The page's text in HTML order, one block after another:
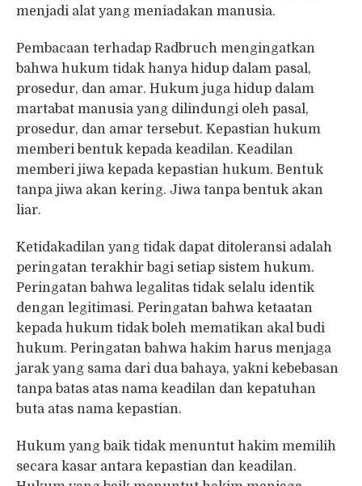
menjadi alat yang meniadakan manusia.
Pembacaan terhadap Radbruch mengingatkan
bahwa hukum tidak hanya hidup dalam pasal,
prosedur, dan amar. Hukum juga hidup dalam
martabat manusia yang dilindungi oleh pasal,
prosedur, dan amar tersebut. Kepastian hukum
memberi bentuk kepada keadilan. Keadilan
memberi jiwa kepada kepastian hukum. Bentuk
tanpa jiwa akan kering. Jiwa tanpa bentuk akan
liar.
Ketidakadilan yang tidak dapat ditoleransi adalah
peringatan terakhir bagi setiap sistem hukum.
Peringatan bahwa legalitas tidak selalu identik
dengan legitimasi. Peringatan bahwa ketaatan
kepada hukum tidak boleh mematikan akal budi
hukum. Peringatan bahwa hakim harus menjaga
jarak yang sama dari dua bahaya, yakni kebebasan
tanpa batas atas nama keadilan dan kepatuhan
buta atas nama kepastian.
Hukum yang baik tidak menuntut hakim memilih
secara kasar antara kepastian dan keadilan.